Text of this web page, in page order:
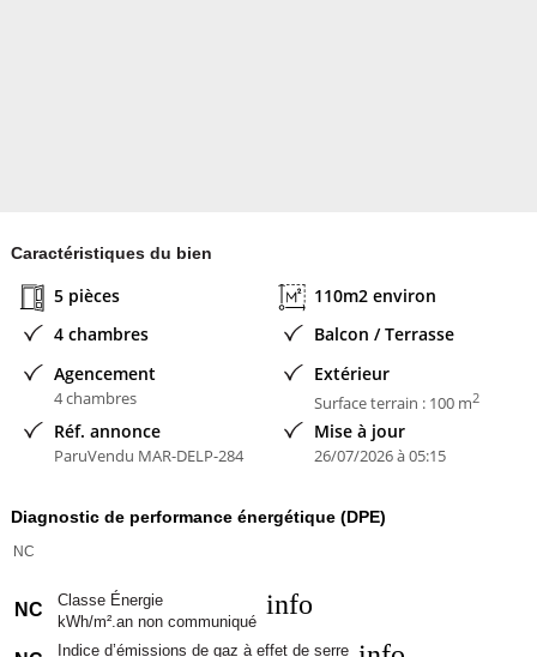
Caractéristiques du bien
5 pièces
110m2 environ
4 chambres
Balcon / Terrasse
Agencement
4 chambres
Extérieur
Surface terrain : 100 m2
Réf. annonce
ParuVendu MAR-DELP-284
Mise à jour
26/07/2026 à 05:15
Diagnostic de performance énergétique (DPE)
NC
NC
Classe Énergie
kWh/m².an non communiqué
info
Indice d’émissions de gaz à effet de serre